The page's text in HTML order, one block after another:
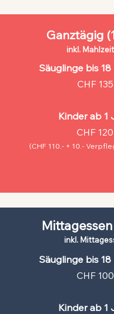
Ganztägig
inkl.
Säuglinge bis
CHF 135
Kinder ab 1
CHF 120
(CHF 110.- + 10.-
inkl.
Säuglinge bis
CHF 100
Kinder ab 1